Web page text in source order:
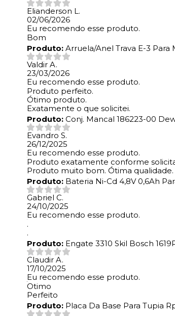
Elianderson L.
02/06/2026
Eu recomendo esse produto.
Bom
Produto: Arruela/Anel Trava E-3 Para
Valdir A.
23/03/2026
Eu recomendo esse produto.
Produto perfeito.
Ótimo produto.
Exatamente o que solicitei.
Produto: Conj. Mancal 186223-00
Evandro S.
26/12/2025
Eu recomendo esse produto.
Produto exatamente conforme
Produto muito bom. Ótima qualidade.
Produto: Bateria Ni-Cd 4,8V 0,6Ah
Gabriel C.
24/10/2025
Eu recomendo esse produto.
.
.
Produto: Engate 3310 Skil Bosch
Claudir A.
17/10/2025
Eu recomendo esse produto.
Otimo
Perfeito
Produto: Placa Da Base Para Tupia